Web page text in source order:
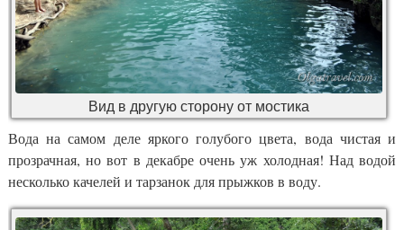
Вид в другую сторону от мостика
Вода на самом деле яркого голубого цвета, вода чистая и
прозрачная, но вот в декабре очень уж холодная! Над водой
несколько качелей и тарзанок для прыжков в воду.